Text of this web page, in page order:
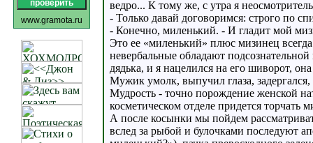
www.gramota.ru
ведро... К тому же, с утра я
- Только давай договоримся: строго по
- Конечно, миленький. - И гладит мой
Это ее «миленький» плюс мизинец
невербальные обладают
дядька, и я нацелился на его шиворот,
Мужик умолк, выпучил глаза,
Мудрость - точно порождение женской
косметическом отделе придется торчать
А после косынки мы пойдем
вслед за рыбой и булочками последуют